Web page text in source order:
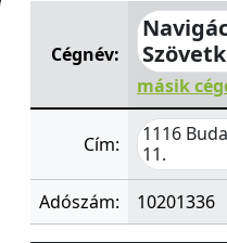
Navigáció Épitőipari
Cégnév:
másik
Cím:
1116
11.
Adószám:
10201336